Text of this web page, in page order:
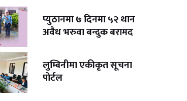
प्युठानमा ७ दिनमा ५२ थान
अवैध भरुवा बन्दुक बरामद
लुम्बिनीमा एकीकृत सूचना
पोर्टल